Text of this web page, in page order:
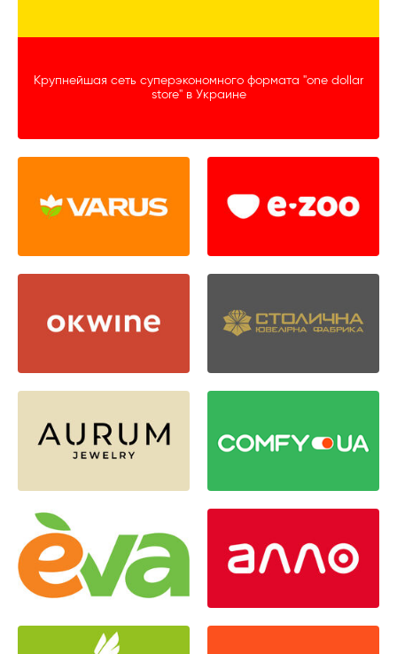
Крупнейшая сеть суперэкономного формата "one dollar
store" в Украине